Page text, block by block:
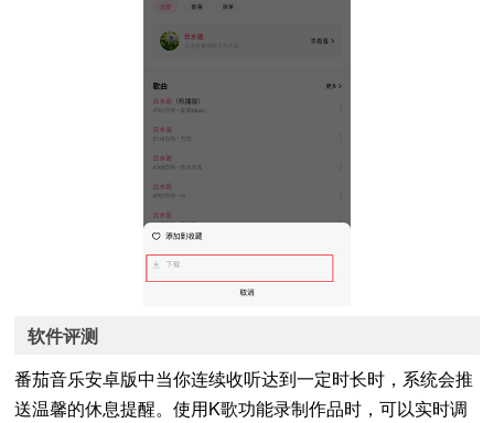
软件评测
番茄音乐安卓版中当你连续收听达到一定时长时，系统会推
送温馨的休息提醒。使用K歌功能录制作品时，可以实时调